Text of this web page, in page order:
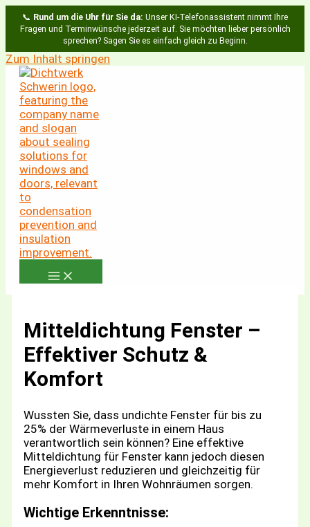
📞 Rund um die Uhr für Sie da: Unser KI-Telefonassistent nimmt Ihre
Fragen und Terminwünsche jederzeit auf. Sie möchten lieber persönlich
sprechen? Sagen Sie es einfach gleich zu Beginn.
Zum Inhalt springen
Mitteldichtung Fenster –
Effektiver Schutz &
Komfort
Wussten Sie, dass undichte Fenster für bis zu
25% der Wärmeverluste in einem Haus
verantwortlich sein können? Eine effektive
Mitteldichtung für Fenster kann jedoch diesen
Energieverlust reduzieren und gleichzeitig für
mehr Komfort in Ihren Wohnräumen sorgen.
Wichtige Erkenntnisse: